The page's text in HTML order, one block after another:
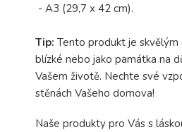
- A3 (29,7 x 42 cm).
Tip: Tento produkt je skvělým
blízké nebo jako památka na
Vašem životě. Nechte své
stěnách Vašeho domova!
Naše produkty pro Vás s